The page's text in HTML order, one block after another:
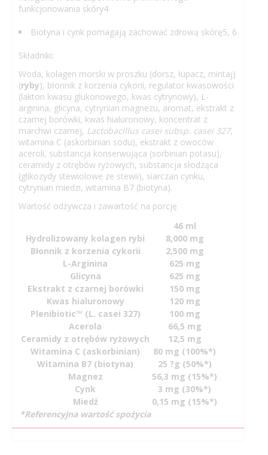
funkcjonowania skóry4
Biotyna i cynk pomagają zachować zdrową skórę5, 6
Składniki:
Woda, kolagen morski w proszku (dorsz, łupacz, mintaj)
(ryby), błonnik z korzenia cykorii, regulator kwasowości
(lakton kwasu glukonowego, kwas cytrynowy), L-
arginina, glicyna, cytrynian magnezu, aromat, ekstrakt z
czarnej borówki, kwas hialuronowy, koncentrat z
marchwi czarnej, Lactobacillus casei subsp. casei 327,
witamina C (askorbinian sodu), ekstrakt z owoców
aceroli, substancja konserwująca (sorbinian potasu),
ceramidy z otrębów ryżowych, substancja słodząca
(glikozydy stewiolowe ze stewii), siarczan cynku,
cytrynian miedzi, witamina B7 (biotyna).
Wartość odżywcza i zawartość na porcję
46 ml
Hydrolizowany kolagen rybi
8,000 mg
Błonnik z korzenia cykorii
2,500 mg
L-Arginina
625 mg
Glicyna
625 mg
Ekstrakt z czarnej borówki
150 mg
Kwas hialuronowy
120 mg
Plenibiotic™ (L. casei 327)
100 mg
Acerola
66,5 mg
Ceramidy z otrębów ryżowych
12,5 mg
Witamina C (askorbinian)
80 mg (100%*)
Witamina B7 (biotyna)
25 ?g (50%*)
Magnez
56,3 mg (15%*)
Cynk
3 mg (30%*)
Miedź
0,15 mg (15%*)
*Referencyjna wartość spożycia